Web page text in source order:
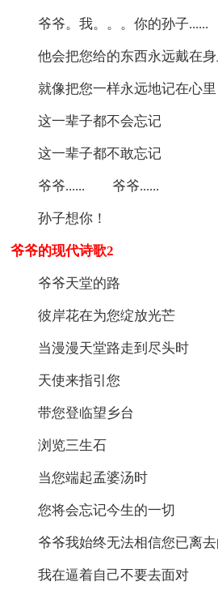
爷爷。我。。。你的孙子......
他会把您给的东西永远戴在身
就像把您一样永远地记在心里
这一辈子都不会忘记
这一辈子都不敢忘记
爷爷...... 爷爷......
孙子想你！
爷爷的现代诗歌2
爷爷天堂的路
彼岸花在为您绽放光芒
当漫漫天堂路走到尽头时
天使来指引您
带您登临望乡台
浏览三生石
当您端起孟婆汤时
您将会忘记今生的一切
爷爷我始终无法相信您已离去
我在逼着自己不要去面对